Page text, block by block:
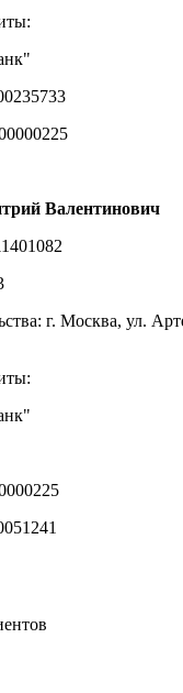
Валентинович
г. Москва, ул.